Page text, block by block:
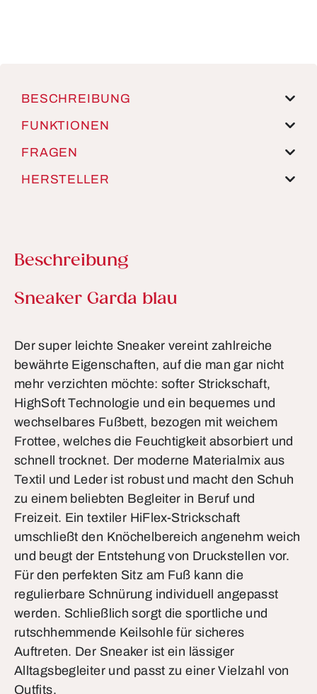
BESCHREIBUNG
FUNKTIONEN
FRAGEN
HERSTELLER
Beschreibung
Produktinformationen
Sneaker Garda blau
Der super leichte Sneaker vereint zahlreiche
bewährte Eigenschaften, auf die man gar nicht
mehr verzichten möchte: softer Strickschaft,
HighSoft Technologie und ein bequemes und
wechselbares Fußbett, bezogen mit weichem
Frottee, welches die Feuchtigkeit absorbiert und
schnell trocknet. Der moderne Materialmix aus
Textil und Leder ist robust und macht den Schuh
zu einem beliebten Begleiter in Beruf und
Freizeit. Ein textiler HiFlex-Strickschaft
umschließt den Knöchelbereich angenehm weich
und beugt der Entstehung von Druckstellen vor.
Für den perfekten Sitz am Fuß kann die
regulierbare Schnürung individuell angepasst
werden. Schließlich sorgt die sportliche und
rutschhemmende Keilsohle für sicheres
Auftreten. Der Sneaker ist ein lässiger
Alltagsbegleiter und passt zu einer Vielzahl von
Outfits.